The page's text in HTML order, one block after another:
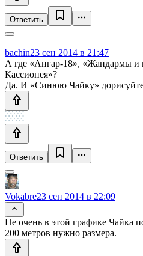
Ответить
bachin23 сен 2014 в 21:47
А где «Ангар-18», «Жандармы и
Кассиопея»?
Да. И «Синюю Чайку»
Ответить
Vokabre23 сен 2014 в 22:09
Не очень в этой графике Чайка
200 метров нужно размера.